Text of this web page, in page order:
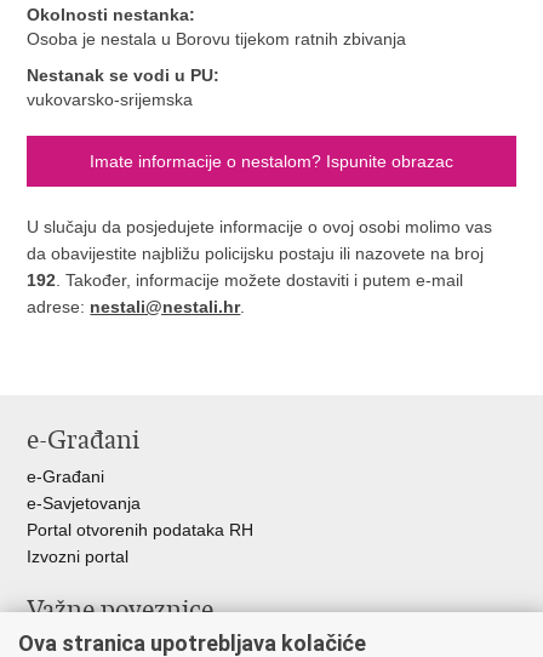
Okolnosti nestanka:
Osoba je nestala u Borovu tijekom ratnih zbivanja
Nestanak se vodi u PU:
vukovarsko-srijemska
Imate informacije o nestalom? Ispunite obrazac
U slučaju da posjedujete informacije o ovoj osobi molimo vas
da obavijestite najbližu policijsku postaju ili nazovete na broj
192. Također, informacije možete dostaviti i putem e-mail
adrese: nestali@nestali.hr.
e-Građani
e-Građani
e-Savjetovanja
Portal otvorenih podataka RH
Izvozni portal
Važne poveznice
Ministarstvo unutarnjih poslova RH
Ova stranica upotrebljava kolačiće